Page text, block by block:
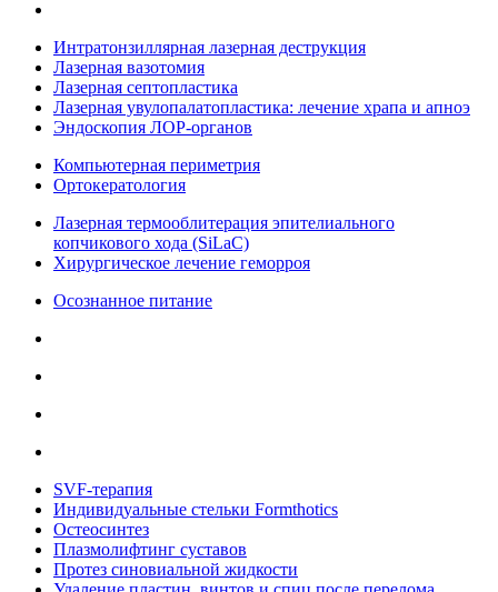
Интратонзиллярная лазерная деструкция
Лазерная вазотомия
Лазерная септопластика
Лазерная увулопалатопластика: лечение храпа и апноэ
Эндоскопия ЛОР-органов
Компьютерная периметрия
Ортокератология
Лазерная термооблитерация эпителиального
копчикового хода (SiLaC)
Хирургическое лечение геморроя
Осознанное питание
SVF-терапия
Индивидуальные стельки Formthotics
Остеосинтез
Плазмолифтинг суставов
Протез синовиальной жидкости